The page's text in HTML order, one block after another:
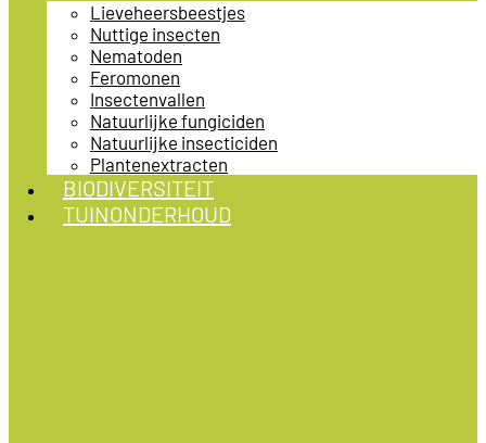
Lieveheersbeestjes
Nuttige insecten
Nematoden
Feromonen
Insectenvallen
Natuurlijke fungiciden
Natuurlijke insecticiden
Plantenextracten
BIODIVERSITEIT
TUINONDERHOUD